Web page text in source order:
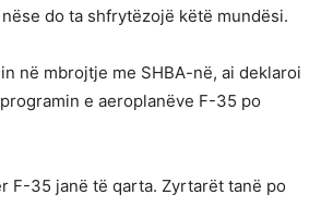
do ta shfrytëzojë këtë mundësi.
në mbrojtje me SHBA-në, ai deklaroi
e aeroplanëve F-35 po
F-35 janë të qarta. Zyrtarët tanë po